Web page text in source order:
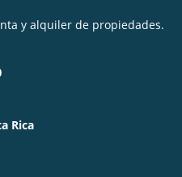
y alquiler de propiedades.
Rica